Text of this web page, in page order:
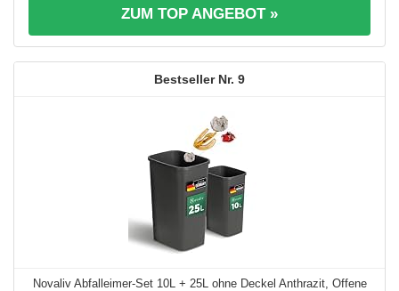
ZUM TOP ANGEBOT »
9
Novaliv Abfalleimer-Set 10L + 25L ohne Deckel Anthrazit, Offene